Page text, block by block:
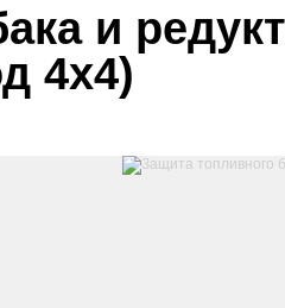
и
4х4)